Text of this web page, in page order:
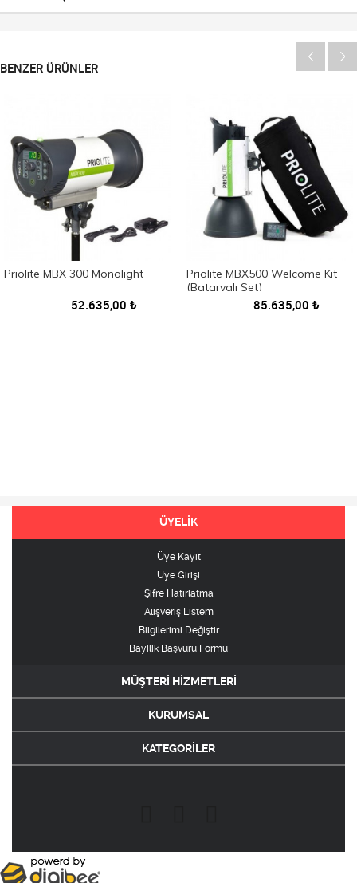
BENZER ÜRÜNLER
Priolite MBX 300 Monolight
52.635,00 ₺
Priolite MBX500 Welcome Kit
(Bataryalı Set)
85.635,00 ₺
ÜYELİK
Üye Kayıt
Üye Girişi
Şifre Hatırlatma
Alışveriş Listem
Bilgilerimi Değiştir
Bayilik Başvuru Formu
MÜŞTERİ HİZMETLERİ
KURUMSAL
KATEGORİLER